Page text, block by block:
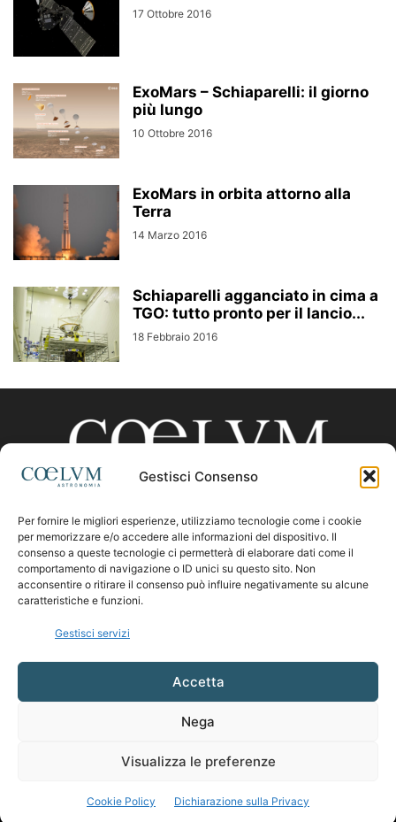
Gestisci Consenso
Per fornire le migliori esperienze, utilizziamo tecnologie come i cookie
per memorizzare e/o accedere alle informazioni del dispositivo. Il
consenso a queste tecnologie ci permetterà di elaborare dati come il
comportamento di navigazione o ID unici su questo sito. Non
acconsentire o ritirare il consenso può influire negativamente su alcune
caratteristiche e funzioni.
Gestisci servizi
Accetta
Nega
Visualizza le preferenze
Cookie Policy Dichiarazione sulla Privacy
17 Ottobre 2016
ExoMars – Schiaparelli: il giorno
più lungo
10 Ottobre 2016
ExoMars in orbita attorno alla
Terra
14 Marzo 2016
Schiaparelli agganciato in cima a
TGO: tutto pronto per il lancio...
18 Febbraio 2016
CHI SIAMO
Contattaci:coelumastro@coelum.com